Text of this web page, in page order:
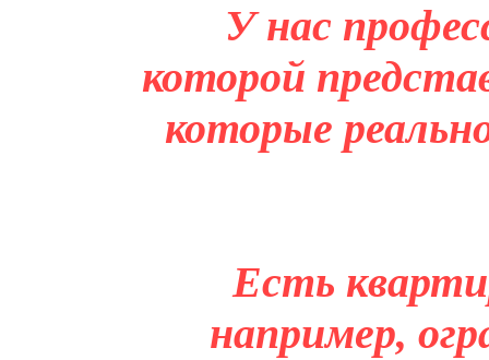
У нас
которой
которые
Есть
например,